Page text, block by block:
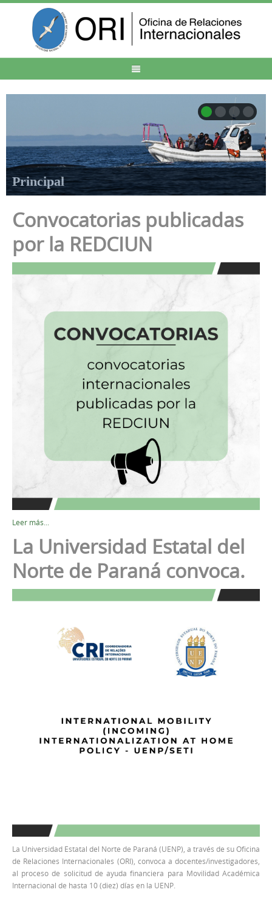
Principal
Convocatorias publicadas
por la REDCIUN
Leer más...
La Universidad Estatal del
Norte de Paraná convoca.
La Universidad Estatal del Norte de Paraná (UENP), a través de su Oficina
de Relaciones Internacionales (ORI), convoca a docentes/investigadores,
al proceso de solicitud de ayuda financiera para Movilidad Académica
Internacional de hasta 10 (diez) días en la UENP.